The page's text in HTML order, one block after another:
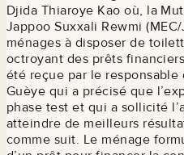
Djida Thiaroye Kao où, la
Jappoo Suxxali Rewmi
ménages à disposer de
octroyant des prêts
été reçue par le responsable
Guèye qui a précisé que
phase test et qui a sollicité
atteindre de meilleurs
comme suit. Le ménage